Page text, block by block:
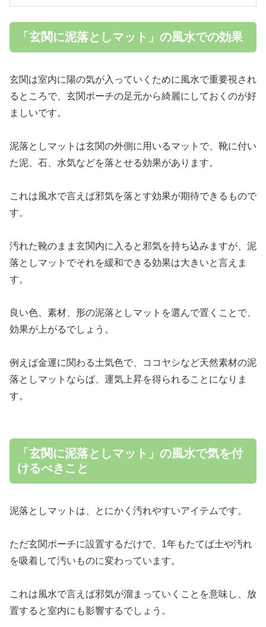
「玄関に泥落としマット」の風水での効果
玄関は室内に陽の気が入っていくために風水で重要視され
るところで、玄関ポーチの足元から綺麗にしておくのが好
ましいです。
泥落としマットは玄関の外側に用いるマットで、靴に付い
た泥、石、水気などを落とせる効果があります。
これは風水で言えば邪気を落とす効果が期待できるもので
す。
汚れた靴のまま玄関内に入ると邪気を持ち込みますが、泥
落としマットでそれを緩和できる効果は大きいと言えま
す。
良い色、素材、形の泥落としマットを選んで置くことで、
効果が上がるでしょう。
例えば金運に関わる土気色で、ココヤシなど天然素材の泥
落としマットならば、運気上昇を得られることになりま
す。
「玄関に泥落としマット」の風水で気を付
けるべきこと
泥落としマットは、とにかく汚れやすいアイテムです。
ただ玄関ポーチに設置するだけで、1年もたてば土や汚れ
を吸着して汚いものに変わっています。
これは風水で言えば邪気が溜まっていくことを意味し、放
置すると室内にも影響するでしょう。